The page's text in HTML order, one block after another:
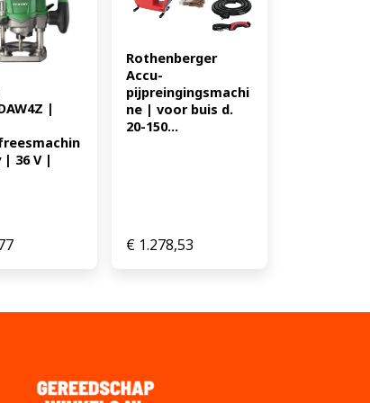
|
| 36 V |
Rothenberger
Accu-
pijpreingingsmachi
ne | voor buis d.
20-150...
€ 1.278,53